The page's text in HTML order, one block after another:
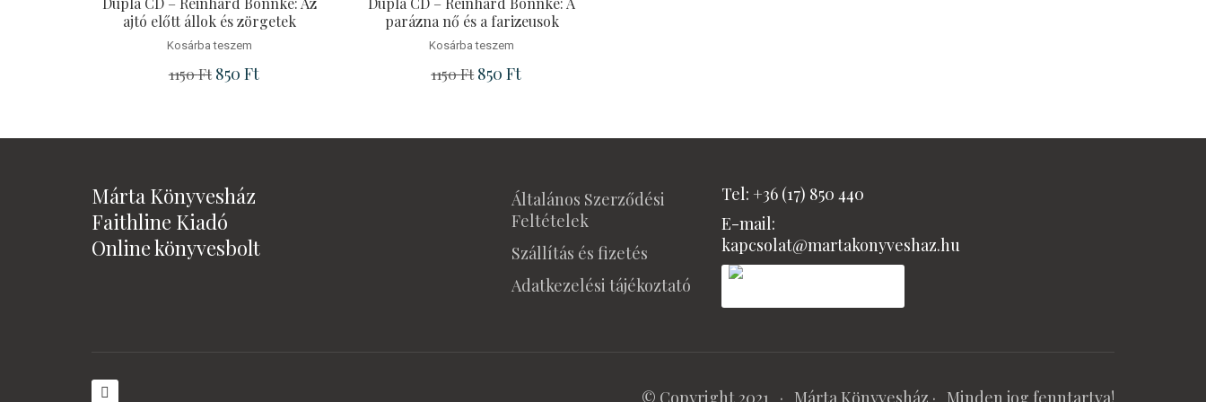
ajtó előtt állok és zörgetek
Kosárba teszem
1150Ft Original price was: 1150 Ft.
850 FtCurrent price is: 850 Ft.
parázna nő és a farizeusok
Kosárba teszem
1150Ft Original price was: 1150 Ft.
850FtCurrent price is: 850 Ft.
Márta Könyvesház
Faithline Kiadó
Online könyvesbolt
Általános Szerződési
Feltételek
Szállítás és fizetés
Adatkezelési tájékoztató
Tel: +36 (17) 850 440
E-mail:
kapcsolat@martakonyveshaz.hu
© Copyright 2021 · Márta Könyvesház · Minden jog fenntartva!